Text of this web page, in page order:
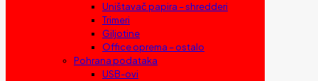
Uništavač papira – shredderi
Trimeri
Giljotine
Office oprema – ostalo
Pohrana podataka
USB-ovi